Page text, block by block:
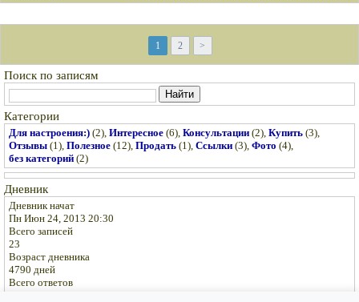
1 2 >
Поиск по записям
Найти
Категории
Для настроения:) (2), Интересное (6), Консультации (2), Купить (3),
Отзывы (1), Полезное (12), Продать (1), Ссылки (3), Фото (4),
без категорий (2)
Дневник
Дневник начат
Пн Июн 24, 2013 20:30
Всего записей
23
Возраст дневника
4790 дней
Всего ответов